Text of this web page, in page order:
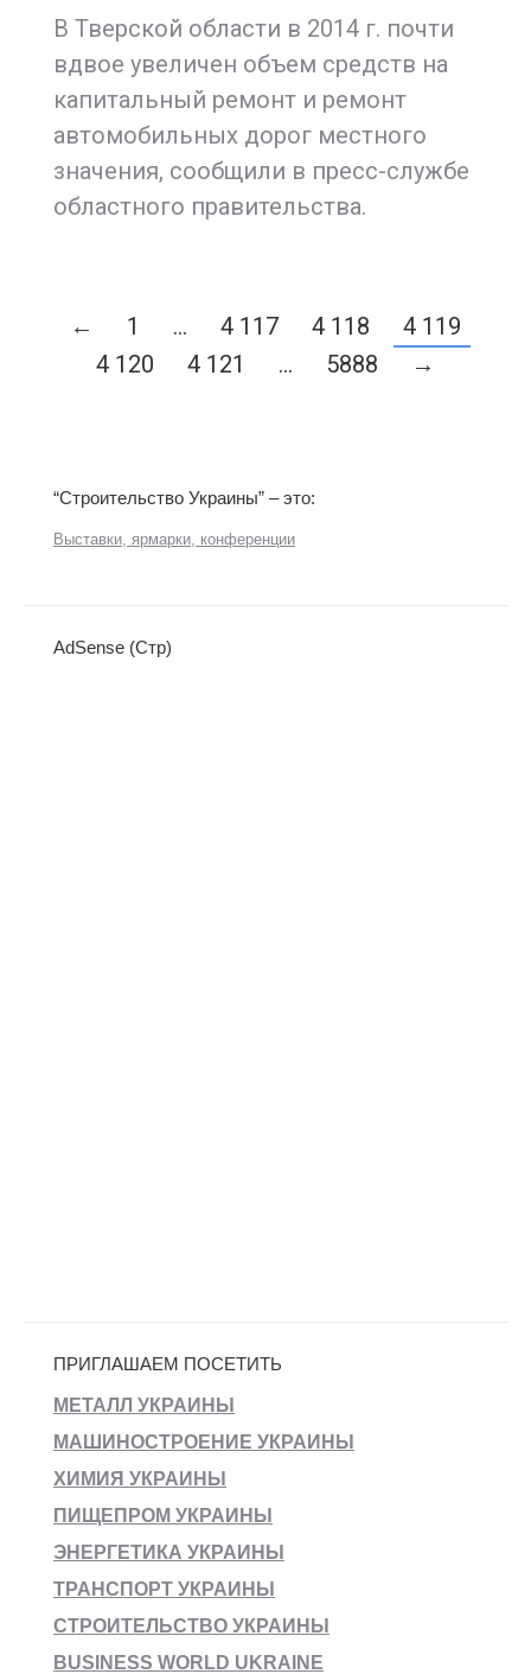
В Тверской области в 2014 г. почти
вдвое увеличен объем средств на
капитальный ремонт и ремонт
автомобильных дорог местного
значения, сообщили в пресс-службе
областного правительства.
← 1 … 4 117 4 118
4 119
4 120
4 121 … 5888 →
“Строительство Украины” – это:
Выставки, ярмарки, конференции
AdSense (Стр)
ПРИГЛАШАЕМ ПОСЕТИТЬ
МЕТАЛЛ УКРАИНЫ
МАШИНОСТРОЕНИЕ УКРАИНЫ
ХИМИЯ УКРАИНЫ
ПИЩЕПРОМ УКРАИНЫ
ЭНЕРГЕТИКА УКРАИНЫ
ТРАНСПОРТ УКРАИНЫ
СТРОИТЕЛЬСТВО УКРАИНЫ
BUSINESS WORLD UKRAINE